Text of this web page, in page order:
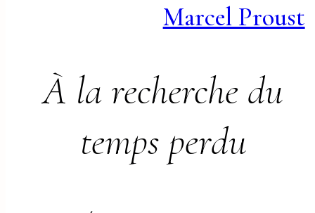
Marcel Proust
À la recherche du
temps perdu